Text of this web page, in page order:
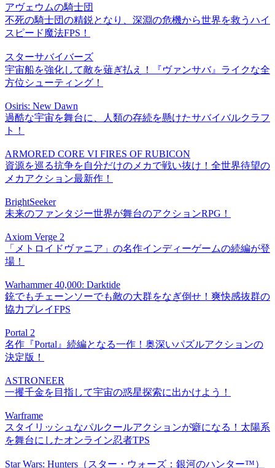
アヴェウムの騎士団
不死の騎士団の精鋭となり、深淵の危機から世界を救うハイ
スピード魔法FPS！
スターサバイバーズ
宇宙船を強化して敵を薙ぎ払え！『ヴァンサバ』ライクな全
方位シューティング！
Osiris: New Dawn
過酷な宇宙を舞台に、人類の存続を懸けたサバイバルクラフ
ト！
ARMORED CORE VI FIRES OF RUBICON
資源を巡る抗争を自分だけのメカで戦い抜け！全世界待望の
メカアクション最新作！
BrightSeeker
未来のファンタジー世界が舞台のアクションRPG！
Axiom Verge 2
「メトロイドヴァニア」の名作インディーゲームの続編が登
場！
Warhammer 40,000: Darktide
銃でもチェーンソーでも敵の大群をなぎ倒せ！爽快感抜群の
協力プレイFPS
Portal 2
名作『Portal』続編となる一作！奥深いパズルアクションの
決定版！
ASTRONEER
一攫千金を目指して宇宙の惑星探索に出かけよう！
Warframe
スタイリッシュなパルクールアクションが癖になる！太陽系
を舞台にしたオンライン忍者TPS
Star Wars: Hunters（スター・ウォーズ：銀河のハンター™）